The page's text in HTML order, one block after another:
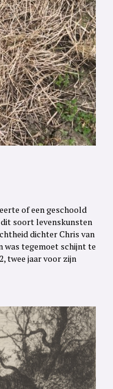
of een geschoold
soort levenskunsten
dichter Chris van
was tegemoet schijnt te
twee jaar voor zijn